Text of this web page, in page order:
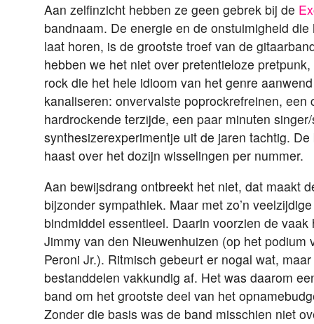
Aan zelfinzicht hebben ze geen gebrek bij de
bandnaam. De energie en de onstuimigheid
laat horen, is de grootste troef van de
hebben we het niet over pretentieloze
rock die het hele idioom van het genre
kanaliseren: onvervalste poprockrefreinen, een
hardrockende terzijde, een paar minuten
synthesizerexperimentje uit de jaren tachtig.
haast over het dozijn wisselingen per nummer.
Aan bewijsdrang ontbreekt het niet, dat maakt
bijzonder sympathiek. Maar met zo’n
bindmiddel essentieel. Daarin voorzien de
Jimmy van den Nieuwenhuizen (op het podium
Peroni Jr.). Ritmisch gebeurt er nogal wat,
bestanddelen vakkundig af. Het was daarom
band om het grootste deel van het
Zonder die basis was de band misschien niet